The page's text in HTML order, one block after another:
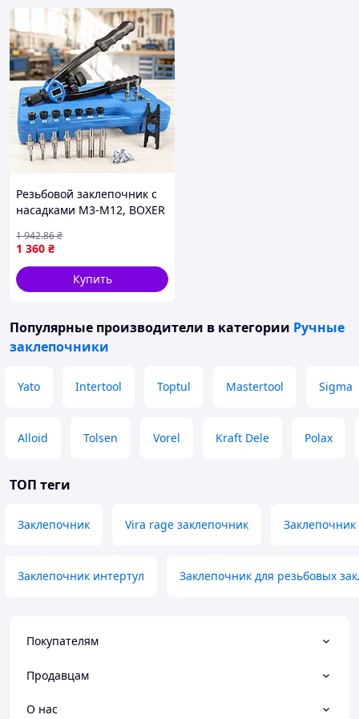
Резьбовой заклепочник с
насадками M3-M12, BOXER
Заклепочник под
резьбовые заклепки /
Заклепочный пистолет
ручной
1 360 ₴
1 942.86₴
Купить
Популярные производители в категории Ручные
заклепочники
Yato Intertool Toptul Mastertool Sigma
Alloid Tolsen Vorel Kraft Dele Polax
ТОП теги
Заклепочник Vira rage заклепочник Заклепочник
Заклепочник интертул Заклепочник для резьбовых
Покупателям
Продавцам
О нас